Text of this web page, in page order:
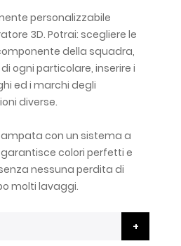
personalizzabile
3D. Potrai: scegliere le
della squadra,
ogni particolare, inserire i
ed i marchi degli
diverse.
con un sistema a
colori perfetti e
nessuna perdita di
molti lavaggi.